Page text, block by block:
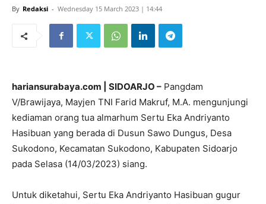
By Redaksi - Wednesday 15 March 2023 | 14:44
hariansurabaya.com | SIDOARJO – Pangdam
V/Brawijaya, Mayjen TNI Farid Makruf, M.A. mengunjungi
kediaman orang tua almarhum Sertu Eka Andriyanto
Hasibuan yang berada di Dusun Sawo Dungus, Desa
Sukodono, Kecamatan Sukodono, Kabupaten Sidoarjo
pada Selasa (14/03/2023) siang.
Untuk diketahui, Sertu Eka Andriyanto Hasibuan gugur